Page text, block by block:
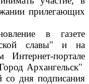
прилегающих
в газете
славы" и на
портале
Архангельск"
со дня подписания